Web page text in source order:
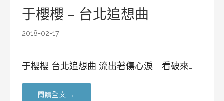
于櫻櫻 – 台北追想曲
2018-02-17
于櫻櫻 台北追想曲 流出著傷心淚 看破來…
閱讀全文 →